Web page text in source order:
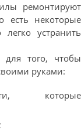
ремонтируют
есть некоторые
устранить
для того, чтобы
руками:
которые